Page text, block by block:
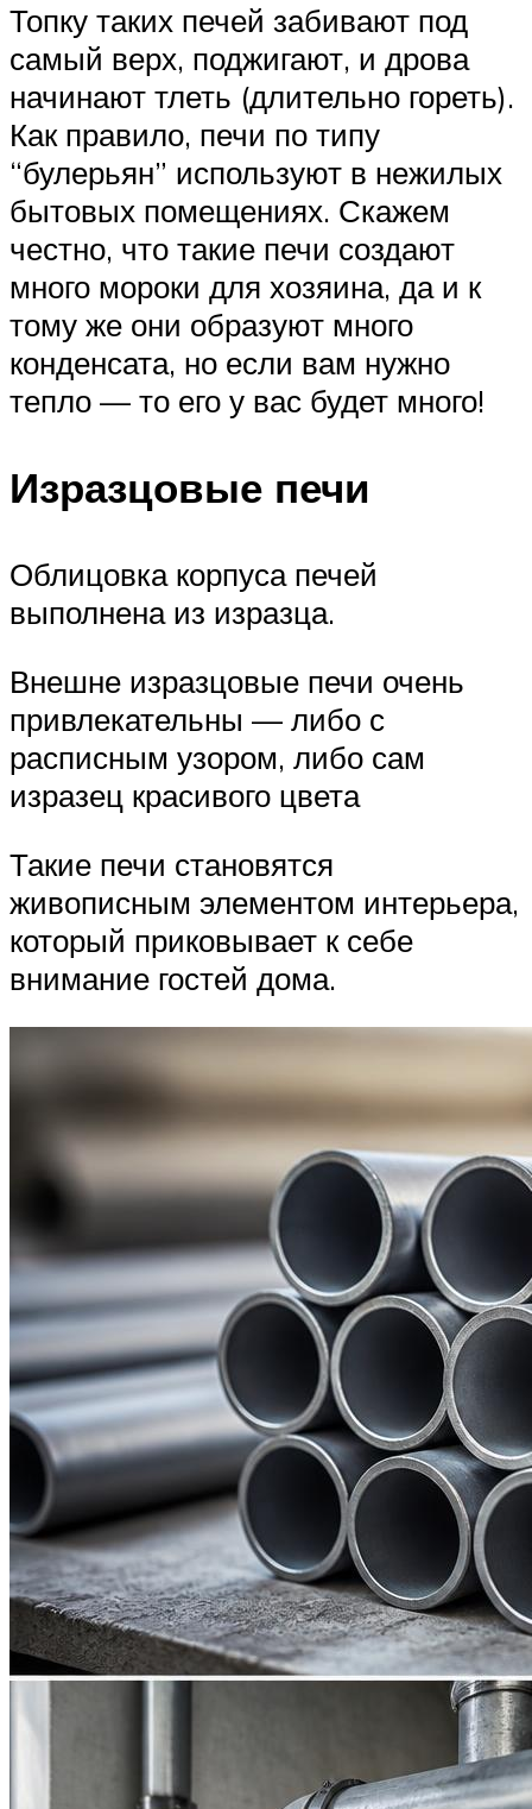
Топку таких печей забивают под
самый верх, поджигают, и дрова
начинают тлеть (длительно гореть).
Как правило, печи по типу
“булерьян” используют в нежилых
бытовых помещениях. Скажем
честно, что такие печи создают
много мороки для хозяина, да и к
тому же они образуют много
конденсата, но если вам нужно
тепло — то его у вас будет много!
Изразцовые печи
Облицовка корпуса печей
выполнена из изразца.
Внешне изразцовые печи очень
привлекательны — либо с
расписным узором, либо сам
изразец красивого цвета
Такие печи становятся
живописным элементом интерьера,
который приковывает к себе
внимание гостей дома.